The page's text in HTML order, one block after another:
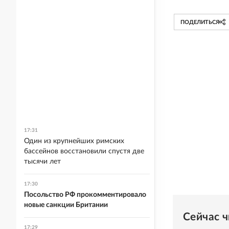
ПОДЕЛИТЬСЯ
Сейчас
17:31
Один из крупнейших римских
бассейнов восстановили спустя две
тысячи лет
17:30
Посольство РФ прокомментировало
новые санкции Британии
17:29